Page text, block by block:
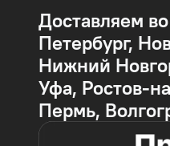
Доставляем
Петербург,
Нижний
Уфа, Ростов-
Пермь,